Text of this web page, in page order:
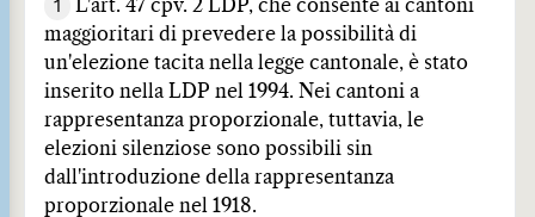
1
L'art. 47 cpv. 2 LDP, che consente ai cantoni
maggioritari di prevedere la possibilità di
un'elezione tacita nella legge cantonale, è stato
inserito nella LDP nel 1994. Nei cantoni a
rappresentanza proporzionale, tuttavia, le
elezioni silenziose sono possibili sin
dall'introduzione della rappresentanza
proporzionale nel 1918.